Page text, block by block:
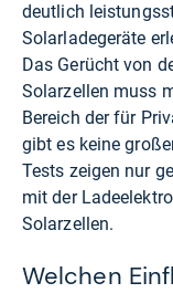
deutlich
Solarladegeräte
Das Gerücht von
Solarzellen muss
Bereich der für
gibt es keine
Tests zeigen nur
mit der
Solarzellen.
Welchen